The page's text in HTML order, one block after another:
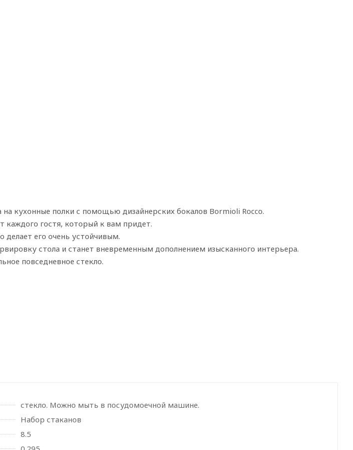
кухонные полки с помощью дизайнерских бокалов Bormioli Rocco.
каждого гостя, который к вам придет.
делает его очень устойчивым.
стола и станет вневременным дополнением изысканного интерьера.
повседневное стекло.
стекло. Можно мыть в посудомоечной машине.
Набор стаканов
8.5